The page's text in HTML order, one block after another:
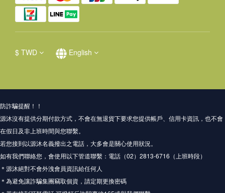
$ TWD English
防詐騙提醒！！
源沐沒有提供分期付款方式，不會在無退貨下要求您提供帳戶、信用卡資訊，也不會
在假日及非上班時間與您聯繫。
若您接到以源沐名義撥出之電話，大多會是關心使用狀況。
如有我們聯絡您，會使用以下管道聯繫：電話（02）2813-6716（上班時段）
＊源沐絕對不會外洩會員資訊給任何人
＊為避免讓詐騙集團竊取個資，請定期更換密碼